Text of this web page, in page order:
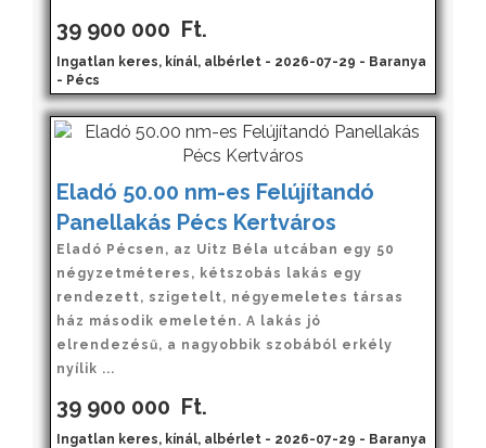
39 900 000 Ft.
Ingatlan keres, kínál, albérlet - 2026-07-29 - Baranya
- Pécs
Eladó 50.00 nm-es Felújítandó
Panellakás Pécs Kertváros
Eladó Pécsen, az Uitz Béla utcában egy 50
négyzetméteres, kétszobás lakás egy
rendezett, szigetelt, négyemeletes társas
ház második emeletén. A lakás jó
elrendezésű, a nagyobbik szobából erkély
nyílik ...
39 900 000 Ft.
Ingatlan keres, kínál, albérlet - 2026-07-29 - Baranya